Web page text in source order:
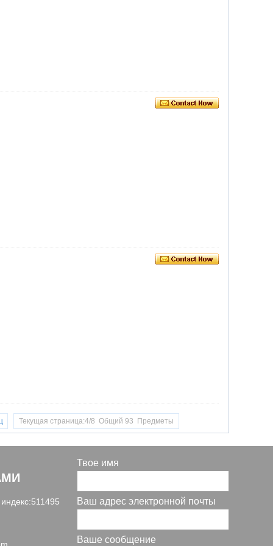
Текущая страница:4/8 Общий 93 Предметы
Твое имя
Ваш адрес электронной почты
Ваше сообщение